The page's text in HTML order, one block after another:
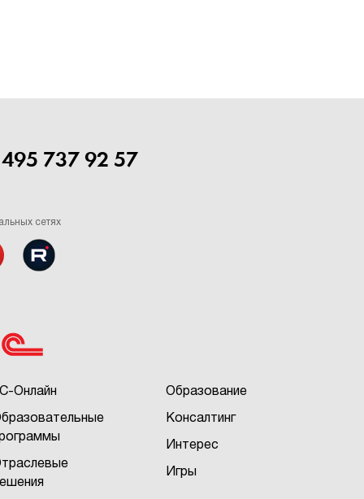
737 92 57
сетях
Онлайн Образование
Консалтинг
Интерес
Игры